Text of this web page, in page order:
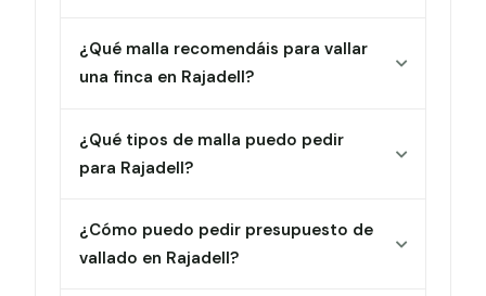
¿Qué malla recomendáis para vallar
una finca en Rajadell?
¿Qué tipos de malla puedo pedir
para Rajadell?
¿Cómo puedo pedir presupuesto de
vallado en Rajadell?